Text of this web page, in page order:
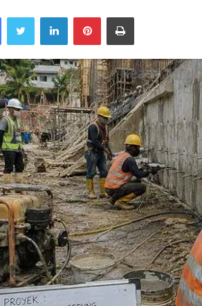
FacebookTwitter LinkedInPinterestPrint